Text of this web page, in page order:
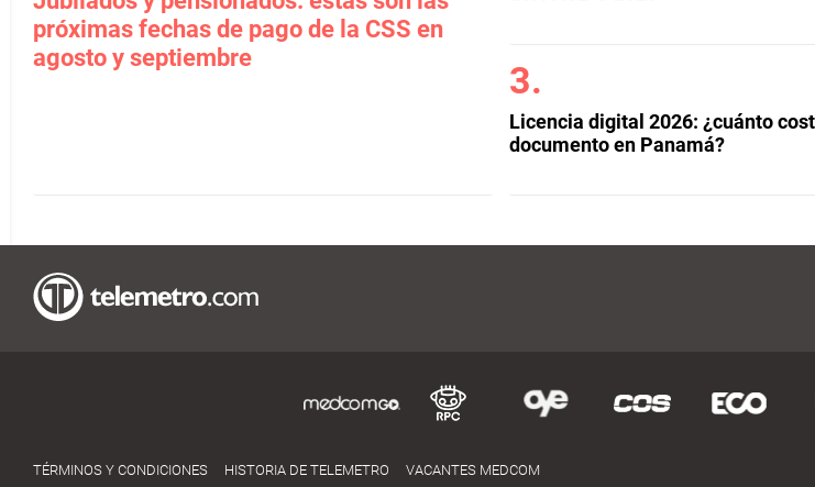
próximas fechas de pago de la CSS en
agosto y septiembre
Licencia digital 2026: ¿cuánto
documento en Panamá?
TÉRMINOS Y CONDICIONES HISTORIA DE TELEMETRO VACANTES MEDCOM